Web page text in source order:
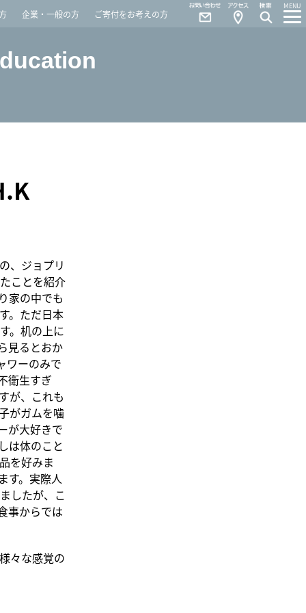
企業・一般の方 ご寄付をお考えの方
MENU
Access
Contact
、ジョプリ
ことを紹介
家の中でも
。ただ日本
。机の上に
見るとおか
ワーのみで
衛生すぎ
が、これも
がガムを噛
が大好きで
は体のこと
を好みま
す。実際人
したが、こ
事からでは
々な感覚の